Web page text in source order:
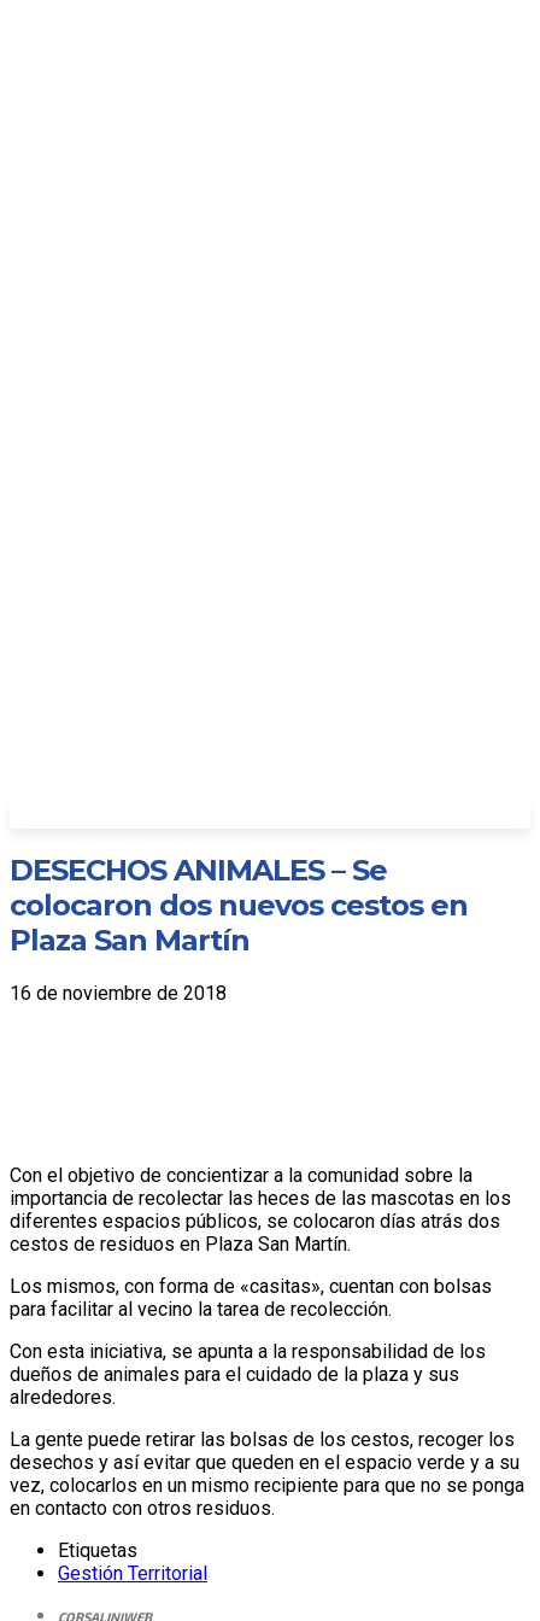
DESECHOS ANIMALES – Se
colocaron dos nuevos cestos en
Plaza San Martín
16 de noviembre de 2018
Con el objetivo de concientizar a la comunidad sobre la
importancia de recolectar las heces de las mascotas en los
diferentes espacios públicos, se colocaron días atrás dos
cestos de residuos en Plaza San Martín.
Los mismos, con forma de «casitas», cuentan con bolsas
para facilitar al vecino la tarea de recolección.
Con esta iniciativa, se apunta a la responsabilidad de los
dueños de animales para el cuidado de la plaza y sus
alrededores.
La gente puede retirar las bolsas de los cestos, recoger los
desechos y así evitar que queden en el espacio verde y a su
vez, colocarlos en un mismo recipiente para que no se ponga
en contacto con otros residuos.
Etiquetas
Gestión Territorial
CORSALINIWEB